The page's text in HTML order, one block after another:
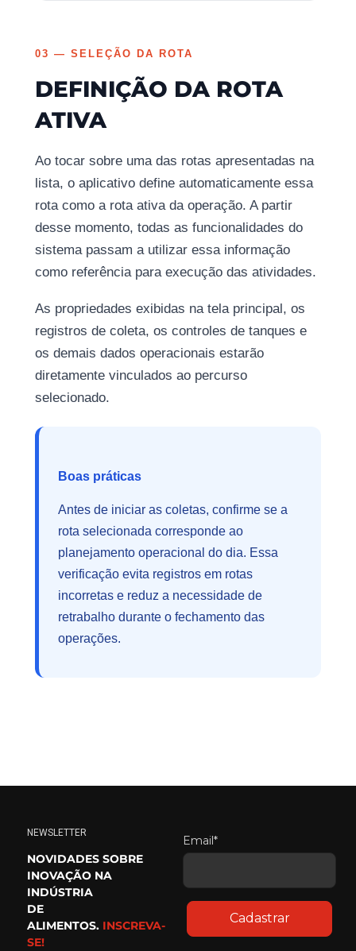
03 — SELEÇÃO DA ROTA
DEFINIÇÃO DA ROTA
ATIVA
Ao tocar sobre uma das rotas apresentadas na
lista, o aplicativo define automaticamente essa
rota como a rota ativa da operação. A partir
desse momento, todas as funcionalidades do
sistema passam a utilizar essa informação
como referência para execução das atividades.
As propriedades exibidas na tela principal, os
registros de coleta, os controles de tanques e
os demais dados operacionais estarão
diretamente vinculados ao percurso
selecionado.
Boas práticas
Antes de iniciar as coletas, confirme se a
rota selecionada corresponde ao
planejamento operacional do dia. Essa
verificação evita registros em rotas
incorretas e reduz a necessidade de
retrabalho durante o fechamento das
operações.
NEWSLETTER
NOVIDADES SOBRE
INOVAÇÃO NA
INDÚSTRIA
DE
ALIMENTOS. INSCREVA-
SE!
Email*
Cadastrar